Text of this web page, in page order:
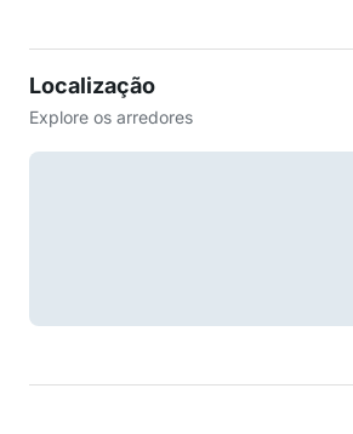
Localização
Explore os arredores